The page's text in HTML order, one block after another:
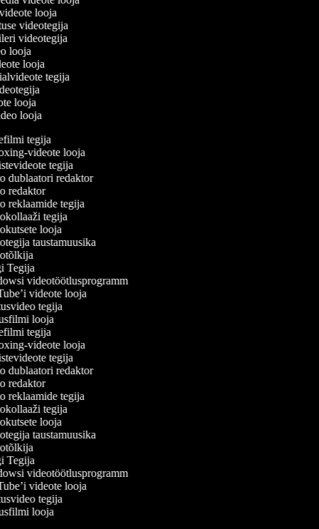
looja
videotegija
videotegija
looja
looja
tegija
looja
looja
tegija
videote looja
tegija
dublaatori redaktor
redaktor
reklaamide tegija
tegija
looja
taustamuusika
videotöötlusprogramm
videote looja
tegija
looja
tegija
videote looja
tegija
dublaatori redaktor
redaktor
reklaamide tegija
tegija
looja
taustamuusika
videotöötlusprogramm
videote looja
tegija
looja